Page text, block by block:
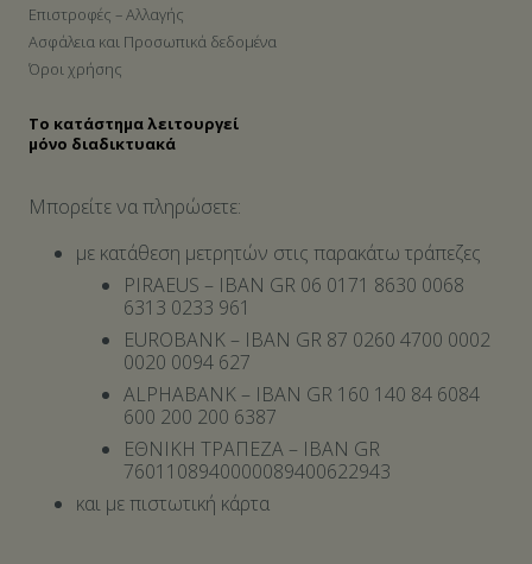
Επιστροφές – Αλλαγής
Ασφάλεια και Προσωπικά δεδομένα
Όροι χρήσης
Το κατάστημα λειτουργεί
μόνο διαδικτυακά
Μπορείτε να πληρώσετε:
με κατάθεση μετρητών στις παρακάτω τράπεζες
PIRAEUS – IBAN GR 06 0171 8630 0068
6313 0233 961
EUROBANK – IBAN GR 87 0260 4700 0002
0020 0094 627
ALPHABANK – IBAN GR 160 140 84 6084
600 200 200 6387
ΕΘΝΙΚΗ ΤΡΑΠΕΖΑ – IBAN GR
7601108940000089400622943
και με πιστωτική κάρτα